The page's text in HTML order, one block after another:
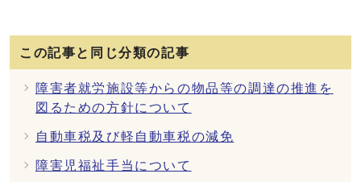
この記事と同じ分類の記事
障害者就労施設等からの物品等の調達の推進を
図るための方針について
自動車税及び軽自動車税の減免
障害児福祉手当について